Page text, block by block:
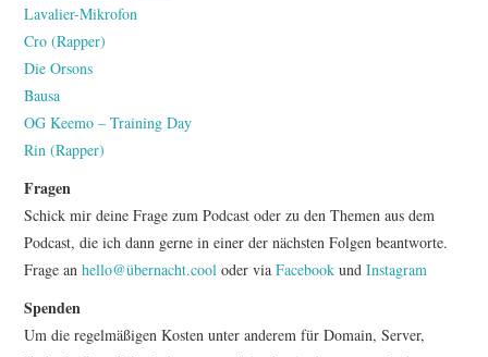
Lavalier-Mikrofon
Cro (Rapper)
Die Orsons
Bausa
OG Keemo – Training Day
Rin (Rapper)
Fragen
Schick mir deine Frage zum Podcast oder zu den Themen aus dem
Podcast, die ich dann gerne in einer der nächsten Folgen beantworte.
Frage anhello@übernacht.cool oder viaFacebook undInstagram
Spenden
Um die regelmäßigen Kosten unter anderem für Domain, Server,